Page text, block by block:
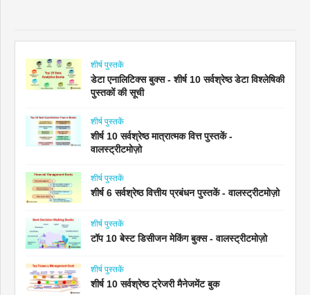
शीर्ष पुस्तकें
डेटा एनालिटिक्स बुक्स - शीर्ष 10 सर्वश्रेष्ठ डेटा विश्लेषिकी
पुस्तकों की सूची
शीर्ष पुस्तकें
शीर्ष 10 सर्वश्रेष्ठ मात्रात्मक वित्त पुस्तकें -
वालस्ट्रीटमोज़ो
शीर्ष पुस्तकें
शीर्ष 6 सर्वश्रेष्ठ वित्तीय प्रबंधन पुस्तकें - वालस्ट्रीटमोज़ो
शीर्ष पुस्तकें
टॉप 10 बेस्ट डिसीजन मेकिंग बुक्स - वालस्ट्रीटमोज़ो
शीर्ष पुस्तकें
शीर्ष 10 सर्वश्रेष्ठ ट्रेजरी मैनेजमेंट बुक